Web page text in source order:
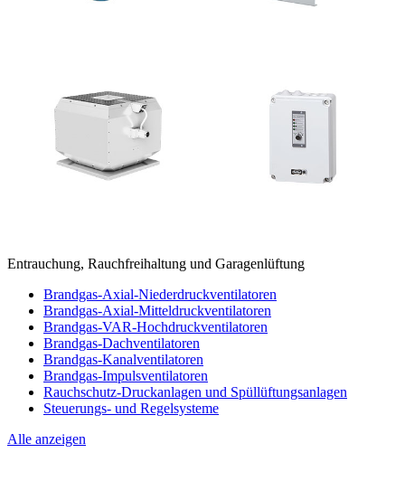
Entrauchung, Rauchfreihaltung und Garagenlüftung
Brandgas-Axial-Niederdruckventilatoren
Brandgas-Axial-Mitteldruckventilatoren
Brandgas-VAR-Hochdruckventilatoren
Brandgas-Dachventilatoren
Brandgas-Kanalventilatoren
Brandgas-Impulsventilatoren
Rauchschutz-Druckanlagen und Spüllüftungsanlagen
Steuerungs- und Regelsysteme
Alle anzeigen